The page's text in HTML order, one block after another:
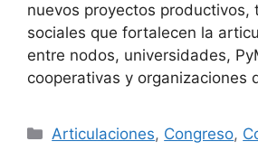
nuevos proyectos productivos,
sociales que fortalecen la
entre nodos, universidades,
cooperativas y organizaciones
Articulaciones, Congreso,